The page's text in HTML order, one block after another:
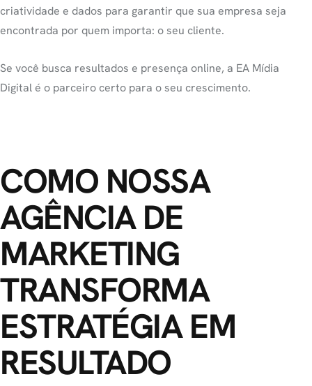
criatividade e dados para garantir que sua empresa seja
encontrada por quem importa: o seu cliente.
Se você busca resultados e presença online, a EA Mídia
Digital é o parceiro certo para o seu crescimento.
COMO NOSSA
AGÊNCIA DE
MARKETING
TRANSFORMA
ESTRATÉGIA EM
RESULTADO